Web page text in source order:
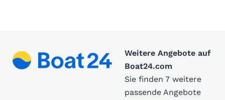
Weitere Angebote auf
Boat24.com
Sie finden 7 weitere
passende Angebote